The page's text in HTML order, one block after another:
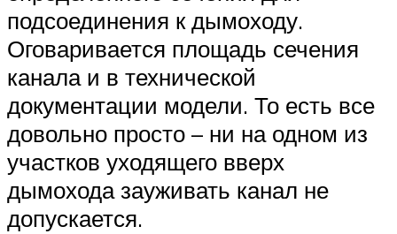
подсоединения к дымоходу.
Оговаривается площадь сечения
канала и в технической
документации модели. То есть все
довольно просто – ни на одном из
участков уходящего вверх
дымохода зауживать канал не
допускается.